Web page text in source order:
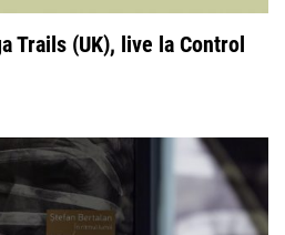
Trails (UK), live la Control